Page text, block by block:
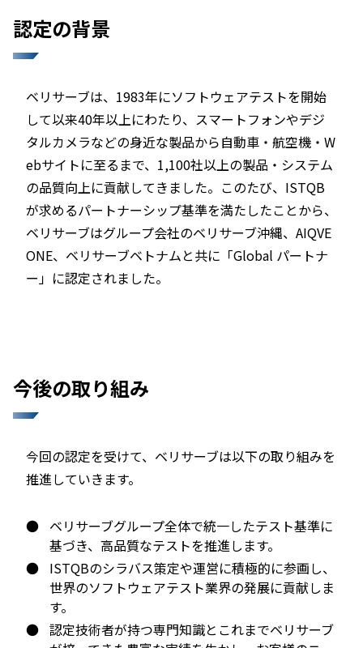
認定の背景
ベリサーブは、1983年にソフトウェアテストを開始
して以来40年以上にわたり、スマートフォンやデジ
タルカメラなどの身近な製品から自動車・航空機・W
ebサイトに至るまで、1,100社以上の製品・システム
の品質向上に貢献してきました。このたび、ISTQB
が求めるパートナーシップ基準を満たしたことから、
ベリサーブはグループ会社のベリサーブ沖縄、AIQVE
ONE、ベリサーブベトナムと共に「Global パートナ
ー」に認定されました。
今後の取り組み
今回の認定を受けて、ベリサーブは以下の取り組みを
推進していきます。
● ベリサーブグループ全体で統一したテスト基準に
基づき、高品質なテストを推進します。
● ISTQBのシラバス策定や運営に積極的に参画し、
世界のソフトウェアテスト業界の発展に貢献しま
す。
● 認定技術者が持つ専門知識とこれまでベリサーブ